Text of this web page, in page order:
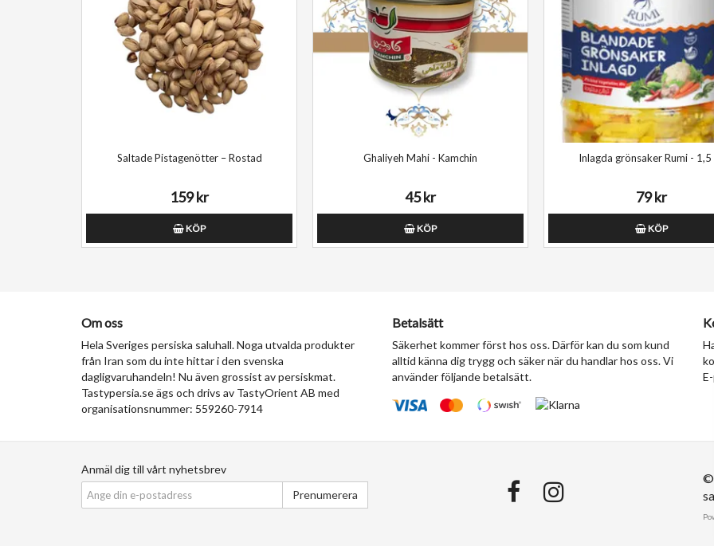
Saltade Pistagenötter – Rostad
159 kr
KÖP
Ghaliyeh Mahi - Kamchin
45 kr
KÖP
Inlagda grönsaker Rumi - 1,5
79 kr
KÖP
Om oss
Hela Sveriges persiska saluhall. Noga utvalda produkter
från Iran som du inte hittar i den svenska
dagligvaruhandeln! Nu även grossist av persiskmat.
Tastypersia.se ägs och drivs av TastyOrient AB med
organisationsnummer: 559260-7914
Betalsätt
Säkerhet kommer först hos oss. Därför kan du som kund
alltid känna dig trygg och säker när du handlar hos oss. Vi
använder följande betalsätt.
Anmäl dig till vårt nyhetsbrev
Prenumerera
©